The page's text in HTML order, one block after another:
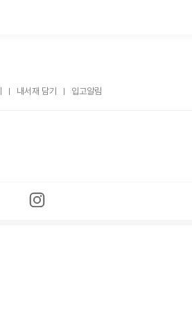
내서재 담기 입고알림